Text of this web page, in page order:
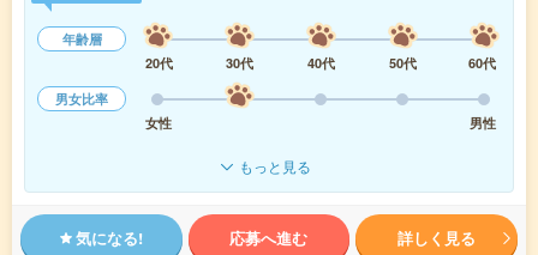
年齢層
20代
30代 40代 50代
60代
男女比率
女性
男性
もっと見る
気になる! 応募へ進む 詳しく見る